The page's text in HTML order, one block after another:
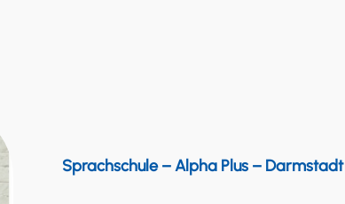
Sprachschule – Alpha Plus – Darmstadt